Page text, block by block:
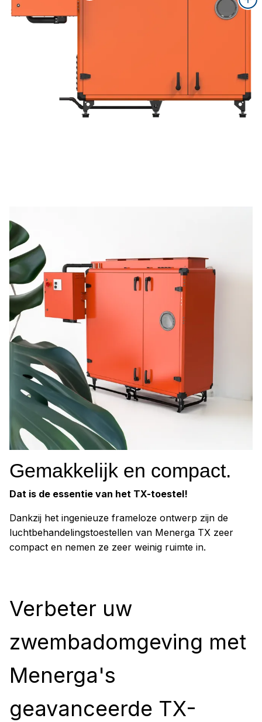
enclosure parts.
Gemakkelijk en compact.
Dat is de essentie van het TX-toestel!
Dankzij het ingenieuze frameloze ontwerp zijn de
luchtbehandelingstoestellen van Menerga TX zeer
compact en nemen ze zeer weinig ruimte in.
Verbeter uw
zwembadomgeving met
Menerga's
geavanceerde TX-